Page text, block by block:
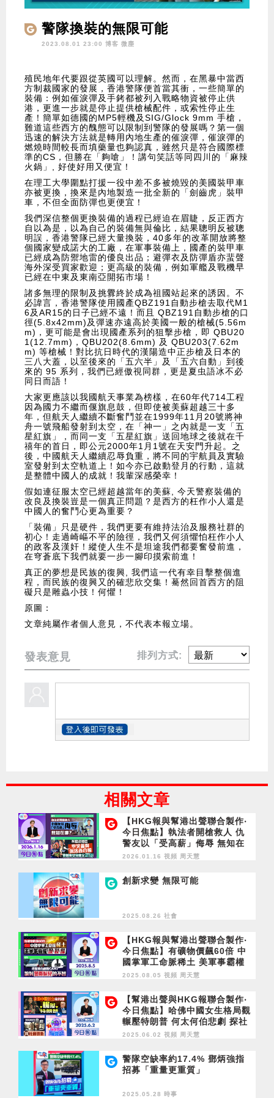
警隊換裝的無限可能
2023.08.01 23:00 博客 微塵
殖民地年代要跟從英國可以理解。然而，在黑暴中當西
方制裁國家的發展，香港警隊便首當其衝，一些簡單的
裝備：例如催淚彈及手銬都被列入戰略物資被停止供
港，更進一步就是停止提供槍械配件，或索性停止生
產！簡單如德國的MP5輕機及SIG/Glock 9mm 手槍，
難道這些西方的醜態可以限制到警隊的發展嗎？第一個
迅速的解決方法就是轉用內地生產的催淚彈，催淚彈的
燃燒時間較長而填藥量也夠認真，雖然只是符合國際標
準的CS，但勝在「夠嗆」！講句笑話等同四川的「麻辣
火鍋」, 好使好用又便宜！
在理工大學圍點打援一役中差不多被燒毀的美國裝甲車
亦被更換，換來是內地製造一批全新的「劍齒虎」裝甲
車，不但全面防彈也更便宜！
我們深信整個更換裝備的過程已經迫在眉睫，反正西方
自以為是，以為自己的裝備無與倫比，結果聰明反被聰
明誤，香港警隊已經大量換裝，40多年的改革開放將整
個國家變成諾大的工廠，在軍事裝備上，國產的裝甲車
已經成為防禦地雷的優良出品；避彈衣及防彈盾亦蜚聲
海外深受買家歡迎；更高級的裝備，例如軍艦及戰機早
已經在中東及東南亞開拓市場！
諸多無理的限制及挑釁終於成為祖國站起來的誘因。不
必諱言，香港警隊使用國產QBZ191自動步槍去取代M1
6及AR15的日子已經不遠！而且 QBZ191自動步槍的口
徑(5.8x42mm)及彈速亦遠高於美國一般的槍械(5.56m
m)，更可能是會出現國產系列的狙擊步槍，即 QBU20
1(12.7mm)，QBU202(8.6mm) 及 QBU203(7.62m
m) 等槍械！對比抗日時代的漢陽造中正步槍及日本的
三八大蓋，以至後來的「五六半」及「五六自動」到後
來的 95 系列，我們已經傲視同群，更是夏虫語冰不必
同日而語！
大家更應該以我國航天事業為榜樣，在60年代714工程
因為國力不繼而偃旗息鼓，但即使被美蘇超越三十多
年，但航天人繼續不斷奮鬥並在1999年11月20號將神
舟一號飛船發射到太空，在「神一」之內就是一支「五
星紅旗」，而同一支「五星紅旗」送回地球之後就在千
禧年的首日，即公元2000年1月1號在天安門升起。之
後，中國航天人繼續忍辱負重，將不同的宇航員及實驗
室發射到太空軌道上！如今亦已啟動登月的行動，這就
是整體中國人的成就！我輩深感榮幸！
假如連征服太空已經超越當年的美蘇, 今天警察裝備的
改良及換裝豈是一個真正問題？是西方的枉作小人還是
中國人的奮鬥心更為重要？
「裝備」只是硬件，我們更要有維持法治及服務社群的
初心！走過崎嶇不平的險徑，我們又何須懼怕枉作小人
的政客及漢奸！縱使人生不是坦途我們都要奮發前進，
在穹蒼底下我們就要一步一腳印摸索前進！
真正的夢想是民族的復興, 我們這一代有幸目擊整個進
程，而民族的復興又的確悲欣交集！驀然回首西方的阻
礙只是雕蟲小技！何懼！
原圖：
文章純屬作者個人意見，不代表本報立場。
發表意見 排列方式:
相關文章
【HKG報與幫港出聲聯合製作‧
今日焦點】執法者開槍救人 仇
警友以「受高薪」侮辱 無知在
哪？不寫求情信 寧笑著與佩洛
2026.01.16 視頻 周天慧
創新求變 無限可能
2025.08.26 社會
【HKG報與幫港出聲聯合製作‧
今日焦點】有礦物價飆60倍 中
國掌軍工命脈稀土 美軍事霸權
現裂縫 借警車內應裝CAM？ 論
2025.08.05 視頻 周天慧
【幫港出聲與HKG報聯合製作‧
今日焦點】哈佛中國女生格局觀
輾壓特朗普 何太何伯悲劇 探社
會現象 玩提子急口令贏獎品
2025.06.02 視頻 周天慧
警隊空缺率約17.4% 鄧炳強指
招募「重量更重質」
2025.05.28 時事